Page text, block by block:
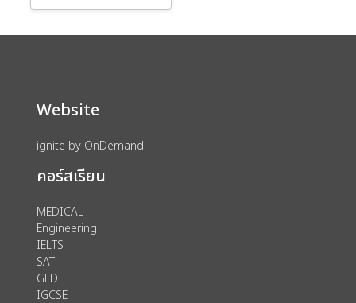
Website
ignite by OnDemand
คอร์สเรียน
MEDICAL
Engineering
IELTS
SAT
GED
IGCSE